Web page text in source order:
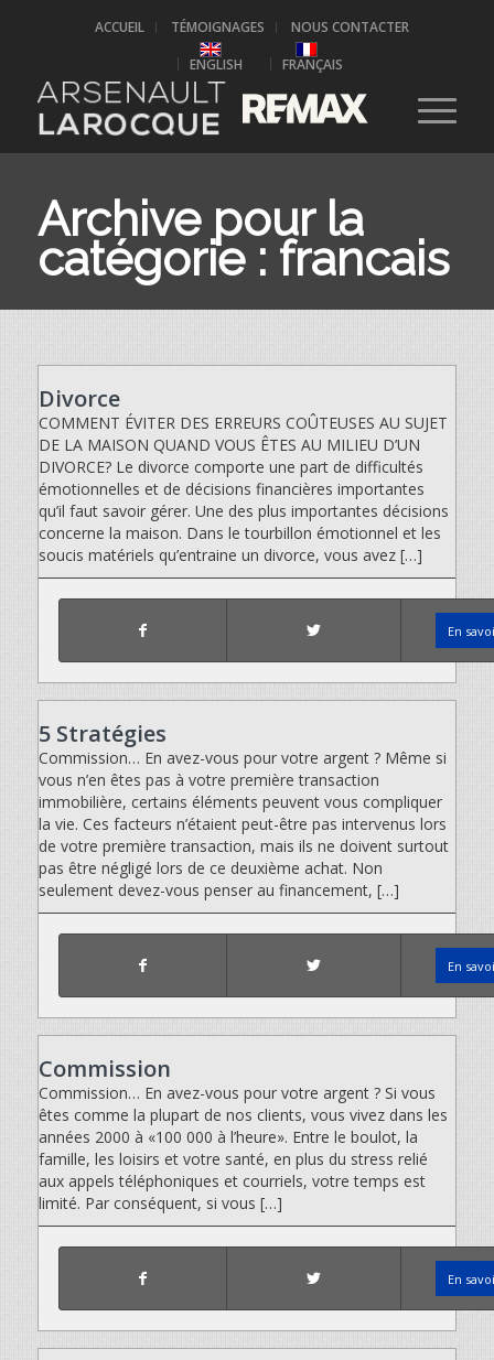
ACCUEIL TÉMOIGNAGES
NOUS CONTACTER
ENGLISH
FRANÇAIS
Archive pour la
catégorie : francais
Divorce
COMMENT ÉVITER DES ERREURS COÛTEUSES AU SUJET
DE LA MAISON QUAND VOUS ÊTES AU MILIEU D’UN
DIVORCE? Le divorce comporte une part de difficultés
émotionnelles et de décisions financières importantes
qu’il faut savoir gérer. Une des plus importantes décisions
concerne la maison. Dans le tourbillon émotionnel et les
soucis matériels qu’entraine un divorce, vous avez […]
En
5 Stratégies
Commission… En avez-vous pour votre argent ? Même si
vous n’en êtes pas à votre première transaction
immobilière, certains éléments peuvent vous compliquer
la vie. Ces facteurs n’étaient peut-être pas intervenus lors
de votre première transaction, mais ils ne doivent surtout
pas être négligé lors de ce deuxième achat. Non
seulement devez-vous penser au financement, […]
En
Commission
Commission… En avez-vous pour votre argent ? Si vous
êtes comme la plupart de nos clients, vous vivez dans les
années 2000 à «100 000 à l’heure». Entre le boulot, la
famille, les loisirs et votre santé, en plus du stress relié
aux appels téléphoniques et courriels, votre temps est
limité. Par conséquent, si vous […]
En